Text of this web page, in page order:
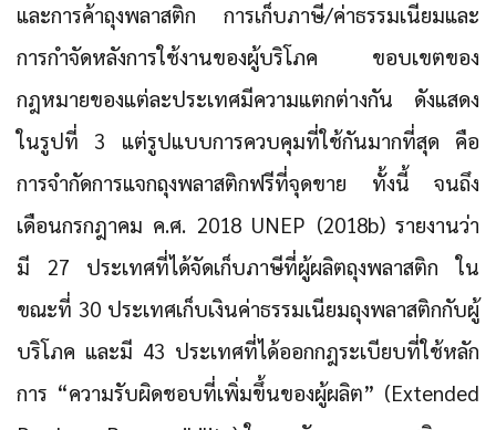
และการค้าถุงพลาสติก การเก็บภาษี/ค่าธรรมเนียมและ
การกำจัดหลังการใช้งานของผู้บริโภค ขอบเขตของ
กฎหมายของแต่ละประเทศมีความแตกต่างกัน ดังแสดง
ในรูปที่ 3 แต่รูปแบบการควบคุมที่ใช้กันมากที่สุด คือ
การจำกัดการแจกถุงพลาสติกฟรีที่จุดขาย ทั้งนี้ จนถึง
เดือนกรกฎาคม ค.ศ. 2018 UNEP (2018b) รายงานว่า
มี 27 ประเทศที่ได้จัดเก็บภาษีที่ผู้ผลิตถุงพลาสติก ใน
ขณะที่ 30 ประเทศเก็บเงินค่าธรรมเนียมถุงพลาสติกกับผู้
บริโภค และมี 43 ประเทศที่ได้ออกกฎระเบียบที่ใช้หลัก
การ “ความรับผิดชอบที่เพิ่มขึ้นของผู้ผลิต” (Extended